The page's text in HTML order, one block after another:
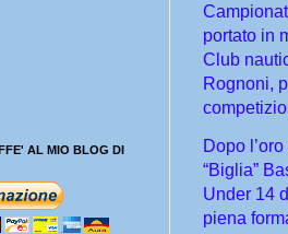
portato in
Club
Rognoni,
Dopo
“Biglia”
Under 14
piena
AL MIO BLOG DI